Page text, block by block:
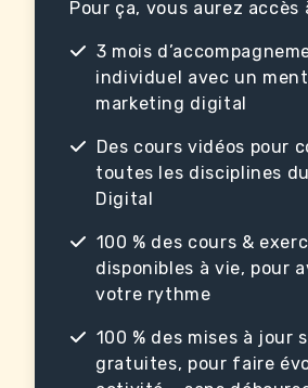
Pour ça, vous aurez accès
3 mois
individuel avec un
marketing digital
Des cours vidéos pour
toutes les disciplines
Digital
100 % des cours &
disponibles à vie, pour
votre rythme
100 % des mises à jour
gratuites, pour faire